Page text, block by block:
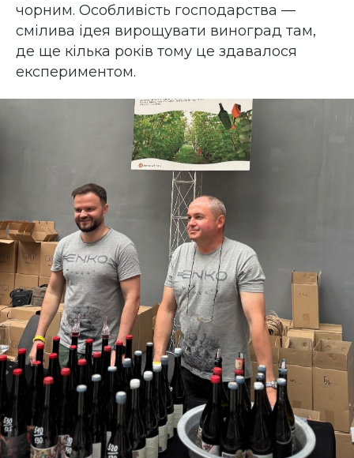
чорним. Особливість господарства —
смілива ідея вирощувати виноград там,
де ще кілька років тому це здавалося
експериментом.